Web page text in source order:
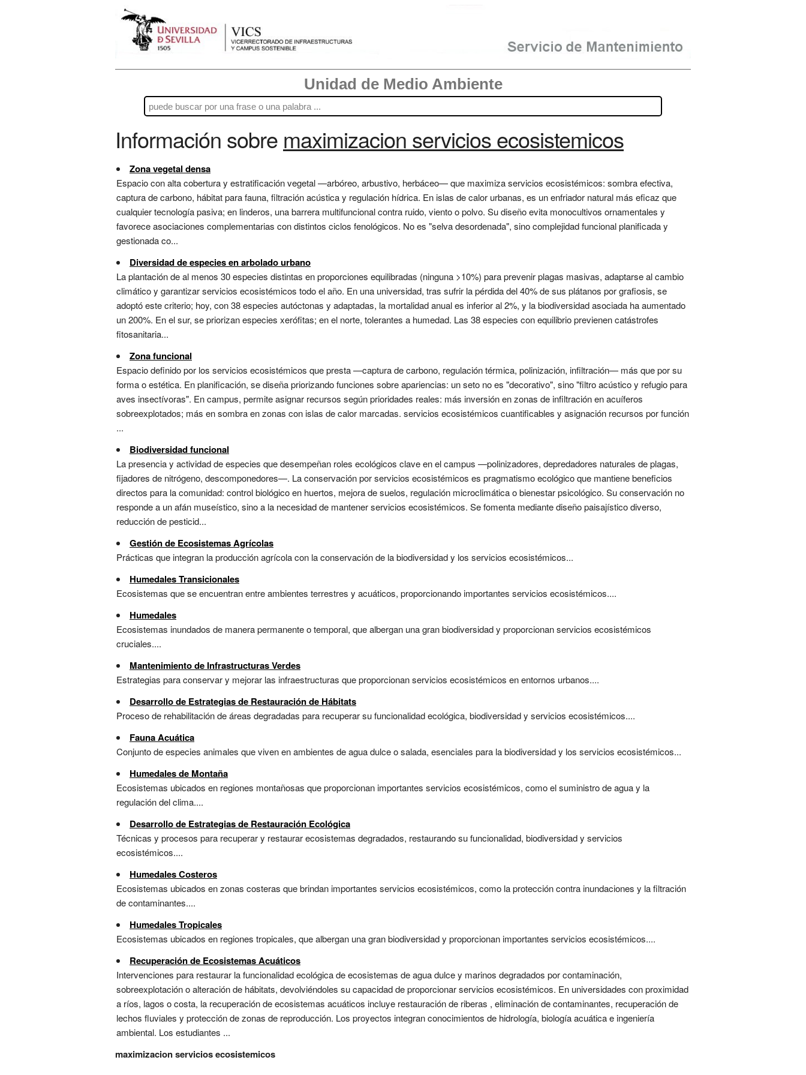
Unidad de Medio Ambiente
Información sobre maximizacion servicios ecosistemicos
Zona vegetal densa
Espacio con alta cobertura y estratificación vegetal —arbóreo, arbustivo, herbáceo— que maximiza servicios ecosistémicos: sombra efectiva,
captura de carbono, hábitat para fauna, filtración acústica y regulación hídrica. En islas de calor urbanas, es un enfriador natural más eficaz que
cualquier tecnología pasiva; en linderos, una barrera multifuncional contra ruido, viento o polvo. Su diseño evita monocultivos ornamentales y
favorece asociaciones complementarias con distintos ciclos fenológicos. No es "selva desordenada", sino complejidad funcional planificada y
gestionada co...
Diversidad de especies en arbolado urbano
La plantación de al menos 30 especies distintas en proporciones equilibradas (ninguna >10%) para prevenir plagas masivas, adaptarse al cambio
climático y garantizar servicios ecosistémicos todo el año. En una universidad, tras sufrir la pérdida del 40% de sus plátanos por grafiosis, se
adoptó este criterio; hoy, con 38 especies autóctonas y adaptadas, la mortalidad anual es inferior al 2%, y la biodiversidad asociada ha aumentado
un 200%. En el sur, se priorizan especies xerófitas; en el norte, tolerantes a humedad. Las 38 especies con equilibrio previenen catástrofes
fitosanitaria...
Zona funcional
Espacio definido por los servicios ecosistémicos que presta —captura de carbono, regulación térmica, polinización, infiltración— más que por su
forma o estética. En planificación, se diseña priorizando funciones sobre apariencias: un seto no es "decorativo", sino "filtro acústico y refugio para
aves insectívoras". En campus, permite asignar recursos según prioridades reales: más inversión en zonas de infiltración en acuíferos
sobreexplotados; más en sombra en zonas con islas de calor marcadas. servicios ecosistémicos cuantificables y asignación recursos por función
...
Biodiversidad funcional
La presencia y actividad de especies que desempeñan roles ecológicos clave en el campus —polinizadores, depredadores naturales de plagas,
fijadores de nitrógeno, descomponedores—. La conservación por servicios ecosistémicos es pragmatismo ecológico que mantiene beneficios
directos para la comunidad: control biológico en huertos, mejora de suelos, regulación microclimática o bienestar psicológico. Su conservación no
responde a un afán museístico, sino a la necesidad de mantener servicios ecosistémicos. Se fomenta mediante diseño paisajístico diverso,
reducción de pesticid...
Gestión de Ecosistemas Agrícolas
Prácticas que integran la producción agrícola con la conservación de la biodiversidad y los servicios ecosistémicos...
Humedales Transicionales
Ecosistemas que se encuentran entre ambientes terrestres y acuáticos, proporcionando importantes servicios ecosistémicos....
Humedales
Ecosistemas inundados de manera permanente o temporal, que albergan una gran biodiversidad y proporcionan servicios ecosistémicos
cruciales....
Mantenimiento de Infrastructuras Verdes
Estrategias para conservar y mejorar las infraestructuras que proporcionan servicios ecosistémicos en entornos urbanos....
Desarrollo de Estrategias de Restauración de Hábitats
Proceso de rehabilitación de áreas degradadas para recuperar su funcionalidad ecológica, biodiversidad y servicios ecosistémicos....
Fauna Acuática
Conjunto de especies animales que viven en ambientes de agua dulce o salada, esenciales para la biodiversidad y los servicios ecosistémicos...
Humedales de Montaña
Ecosistemas ubicados en regiones montañosas que proporcionan importantes servicios ecosistémicos, como el suministro de agua y la
regulación del clima....
Desarrollo de Estrategias de Restauración Ecológica
Técnicas y procesos para recuperar y restaurar ecosistemas degradados, restaurando su funcionalidad, biodiversidad y servicios
ecosistémicos....
Humedales Costeros
Ecosistemas ubicados en zonas costeras que brindan importantes servicios ecosistémicos, como la protección contra inundaciones y la filtración
de contaminantes....
Humedales Tropicales
Ecosistemas ubicados en regiones tropicales, que albergan una gran biodiversidad y proporcionan importantes servicios ecosistémicos....
Recuperación de Ecosistemas Acuáticos
Intervenciones para restaurar la funcionalidad ecológica de ecosistemas de agua dulce y marinos degradados por contaminación,
sobreexplotación o alteración de hábitats, devolviéndoles su capacidad de proporcionar servicios ecosistémicos. En universidades con proximidad
a ríos, lagos o costa, la recuperación de ecosistemas acuáticos incluye restauración de riberas , eliminación de contaminantes, recuperación de
lechos fluviales y protección de zonas de reproducción. Los proyectos integran conocimientos de hidrología, biología acuática e ingeniería
ambiental. Los estudiantes ...
maximizacion servicios ecosistemicos